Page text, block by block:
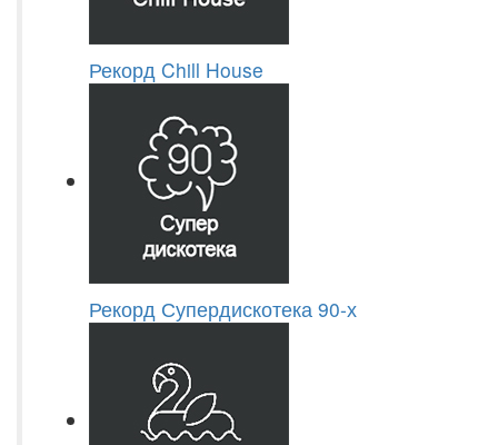
Рекорд Chill House
Рекорд Супердискотека 90-х